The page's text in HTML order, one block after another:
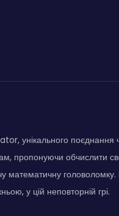
унікального поєднання
пропонуючи обчислити
головоломку.
у цій неповторній грі.